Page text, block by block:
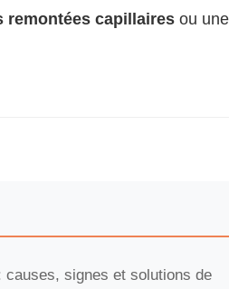
remontées capillaires ou une
causes, signes et solutions de